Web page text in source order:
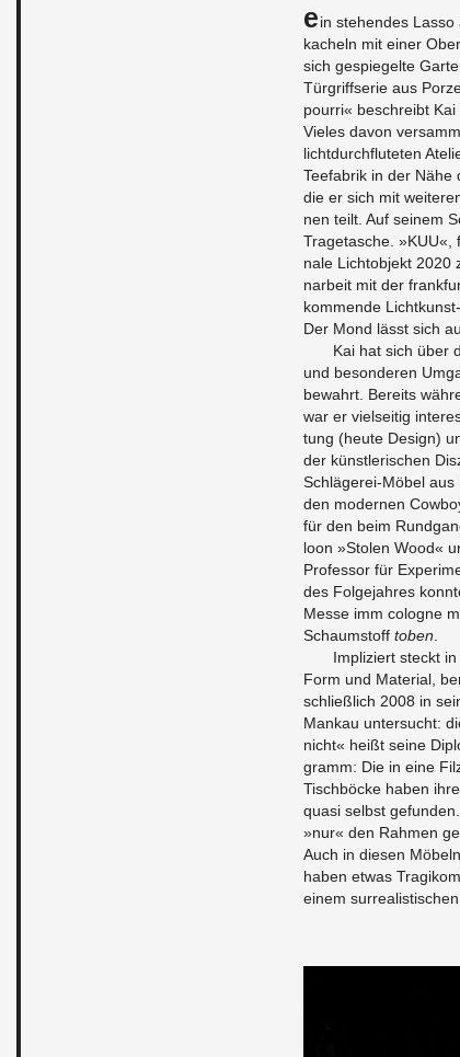
Ein ste­hen­des
kacheln mit einer
sich gespiegelte
Türgriff­serie aus
pourri« beschreibt Kai
Vieles davon
licht­durch­fluteten
Teefab­rik in der Nähe
die er sich mit
nen teilt. Auf seinem
Trage­tasche.
nale Lich­to­b­jekt
nar­beit mit der
kom­mende
Der Mond lässt sich
Kai hat sich über
und beson­deren
be­wahrt. Bere­its
war er viel­seitig
tung (heute De­sign)
der künst­lerischen
Schlägerei-Möbel
den mod­er­nen
für den beim
loon »Stolen Wood«
Pro­fes­sor für
des Fol­ge­jahres
Messe imm cologne
Schaum­stoff toben
Im­pliziert steckt
Form und Ma­te­r­ial,
schließlich 2008 in
Mankau un­ter­sucht:
nicht« heißt seine
gramm: Die in eine
Tis­chböcke haben
quasi selbst
»nur« den Rah­men
Auch in diesen
haben etwas
einem